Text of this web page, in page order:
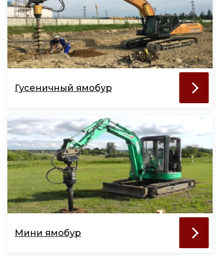
Гусеничный ямобур
Мини ямобур